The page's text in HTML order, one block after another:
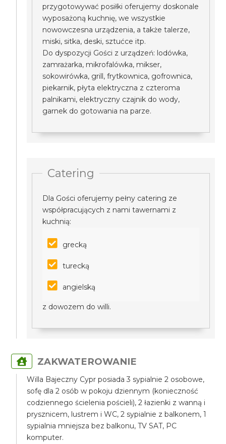
przygotowywać posiłki oferujemy doskonale
wyposażoną kuchnię, we wszystkie
nowowczesna urządzenia, a także talerze,
miski, sitka, deski, sztućce itp.
Do dyspozycji Gości z urządzeń: lodówka,
zamrażarka, mikrofalówka, mikser,
sokowirówka, grill, frytkownica, gofrownica,
piekarnik, płyta elektryczna z czteroma
palnikami, elektryczny czajnik do wody,
garnek do gotowania na parze.
Catering
Dla Gości oferujemy pełny catering ze
współpracujących z nami tawernami z
kuchnią:
grecką
turecką
angielską
z dowozem do willi.
ZAKWATEROWANIE
Willa Bajeczny Cypr posiada 3 sypialnie 2 osobowe,
sofę dla 2 osób w pokoju dziennym (konieczność
codziennego ścielenia pościeli), 2 łazienki z wanną i
prysznicem, lustrem i WC, 2 sypialnie z balkonem, 1
sypialnia mniejsza bez balkonu, TV SAT, PC
komputer.